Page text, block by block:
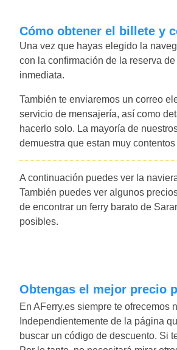
Cómo obtener el billete y
Una vez que hayas elegido la
con la confirmación de la reserva
inmediata.
También te enviaremos un correo
servicio de mensajería, así como
hacerlo solo. La mayoría de
demuestra que estan muy
A continuación puedes ver la
También puedes ver algunos
de encontrar un ferry barato de
posibles.
Obtengas el mejor
En AFerry.es siempre te ofrecemos
Independientemente de la página
buscar un código de descuento. Si